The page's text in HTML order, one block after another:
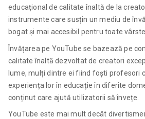
educațional de calitate înaltă de la
instrumente care susțin un mediu de
bogat și mai accesibil pentru toate
Învățarea pe YouTube se bazează pe
calitate înaltă dezvoltat de creatori
lume, mulți dintre ei fiind foști profesori
experiența lor în educație în diferite
conținut care ajută utilizatorii să învețe.
YouTube este mai mult decât